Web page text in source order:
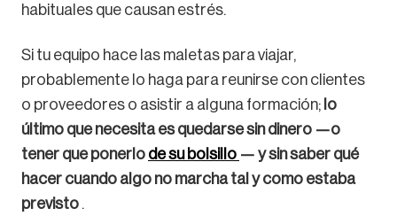
habituales que causan estrés.
Si tu equipo hace las maletas para viajar,
probablemente lo haga para reunirse con clientes
o proveedores o asistir a alguna formación; lo
último que necesita es quedarse sin dinero —o
tener que ponerlo de su bolsillo — y sin saber qué
hacer cuando algo no marcha tal y como estaba
previsto .